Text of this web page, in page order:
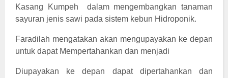
Kasang Kumpeh dalam mengembangkan tanaman
sayuran jenis sawi pada sistem kebun Hidroponik.
Faradilah mengatakan akan mengupayakan ke depan
untuk dapat Mempertahankan dan menjadi
Diupayakan ke depan dapat dipertahankan dan